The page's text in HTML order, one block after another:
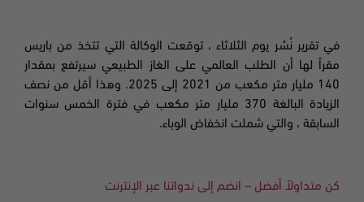
في تقرير نُشر يوم الثلاثاء ، توقعت الوكالة التي تتخذ من باريس
مقراً لها أن الطلب العالمي على الغاز الطبيعي سيرتفع بمقدار
140 مليار متر مكعب من 2021 إلى 2025. وهذا أقل من نصف
الزيادة البالغة 370 مليار متر مكعب في فترة الخمس سنوات
السابقة ، والتي شملت انخفاض الوباء.
كن متداولاً أفضل – انضم إلى ندواتنا عبر الإنترنت